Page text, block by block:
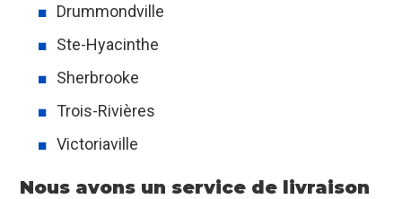
Drummondville
Ste-Hyacinthe
Sherbrooke
Trois-Rivières
Victoriaville
Nous avons un service de livraison